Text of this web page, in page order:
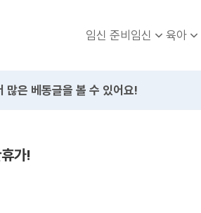
임신 준비임신 육아
많은 베동글을 볼 수 있어요!
가!